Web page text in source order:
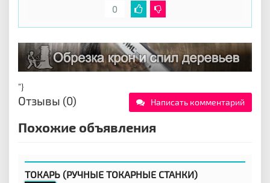
0
"}
Отзывы (0) Написать комментарий
Похожие объявления
ТОКАРЬ (РУЧНЫЕ ТОКАРНЫЕ СТАНКИ)